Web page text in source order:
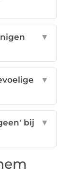
▼
▼
bij
▼